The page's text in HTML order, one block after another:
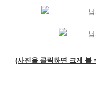
(사진을 클릭하면 크게 볼